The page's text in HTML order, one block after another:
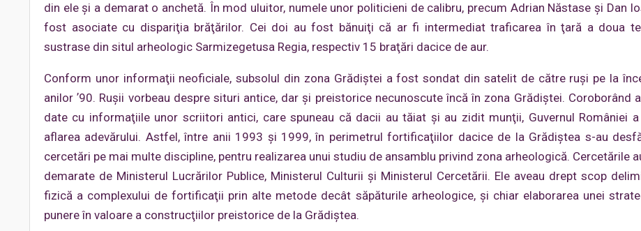
din ele şi a demarat o anchetă. În mod uluitor, numele unor politicieni de calibru, precum Adrian Năstase şi Dan
fost asociate cu dispariţia brăţărilor. Cei doi au fost bănuiţi că ar fi intermediat traficarea în ţară a doua
sustrase din situl arheologic Sarmizegetusa Regia, respectiv 15 braţări dacice de aur.
Conform unor informaţii neoficiale, subsolul din zona Grădiștei a fost sondat din satelit de către ruşi pe la
anilor ʼ90. Ruşii vorbeau despre situri antice, dar şi preistorice necunoscute încă în zona Grădiștei. Coroborând
date cu informaţiile unor scriitori antici, care spuneau că dacii au tăiat şi au zidit munţii, Guvernul României
aflarea adevărului. Astfel, între anii 1993 şi 1999, în perimetrul fortificaţiilor dacice de la Grădiştea s-au
cercetări pe mai multe discipline, pentru realizarea unui studiu de ansamblu privind zona arheologică. Cercetările
demarate de Ministerul Lucrărilor Publice, Ministerul Culturii şi Ministerul Cercetării. Ele aveau drept scop
fizică a complexului de fortificaţii prin alte metode decât săpăturile arheologice, şi chiar elaborarea unei
punere în valoare a construcţiilor preistorice de la Grădiştea.